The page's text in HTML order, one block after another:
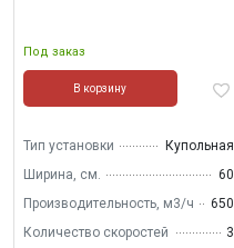
Под заказ
В корзину
Тип установки
Купольная
Ширина, см.
60
Производительность, м3/ч
650
Количество скоростей
3